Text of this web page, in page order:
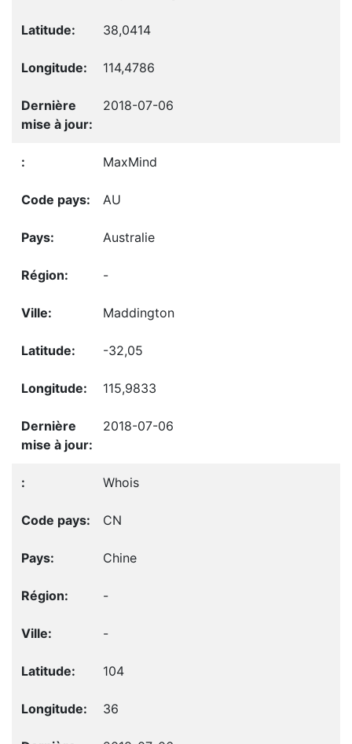
38,0414
114,4786
2018-07-06
MaxMind
AU
Australie
-
Maddington
-32,05
115,9833
2018-07-06
Whois
CN
Chine
-
-
104
36